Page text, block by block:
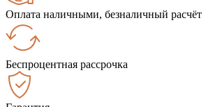
Оплата наличными, безналичный расчёт
Беспроцентная рассрочка